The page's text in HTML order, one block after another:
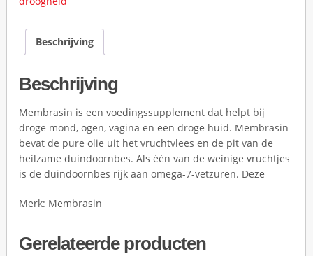
Beschrijving
Beschrijving
Membrasin is een voedingssupplement dat helpt bij
droge mond, ogen, vagina en een droge huid. Membrasin
bevat de pure olie uit het vruchtvlees en de pit van de
heilzame duindoornbes. Als één van de weinige vruchtjes
is de duindoornbes rijk aan omega-7-vetzuren. Deze
Merk: Membrasin
Gerelateerde producten